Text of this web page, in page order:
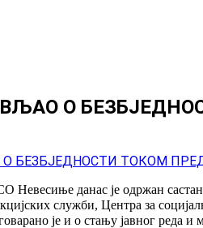
О
Невесиње данас је одржан
служби, Центра за
је и о стању јавног реда